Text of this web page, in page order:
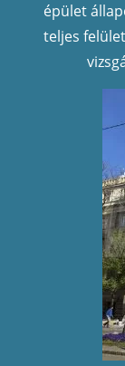
épület
teljes